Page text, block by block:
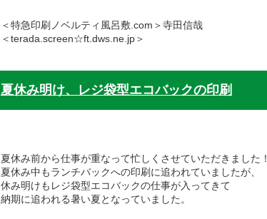
＜特急印刷ノベルティ風呂敷.com＞寺田信哉
＜terada.screen☆ft.dws.ne.jp＞
夏休み明け、レジ袋型エコバックの印刷
夏休み前から仕事が重なって忙しくさせていただきました！
夏休み中もランチバックへの印刷に追われていましたが、
休み明けもレジ袋型エコバックの仕事が入ってきて
納期に追われる暑い夏となっていました。